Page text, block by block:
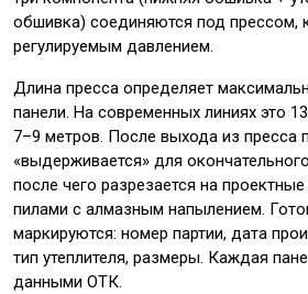
обшивка) соединяются под прессом,
регулируемым давлением.
Длина пресса определяет
панели. На современных линиях это
7–9 метров. После выхода из пресса
«выдерживается» для
после чего разрезается на
пилами с алмазным напылением.
маркируются: номер партии, дата
тип утеплителя, размеры. Каждая
данными ОТК.